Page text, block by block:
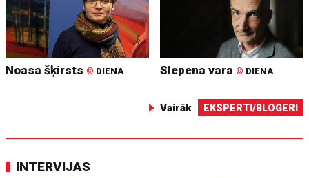
Noasa šķirsts © DIENA Slepena vara © DIENA
Vairāk EKSPERTI/BLOGERI
INTERVIJAS